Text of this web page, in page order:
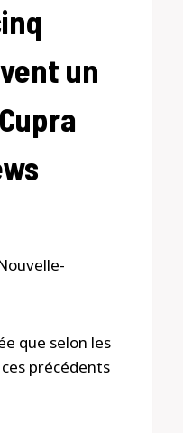
un
que selon les
précédents